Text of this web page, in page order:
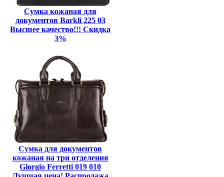
Сумка кожаная для
документов Barkli 225 03
Высшее качество!!! Скидка
3%
Сумка для документов
кожаная на три отделения
Giorgio Ferretti 019 010